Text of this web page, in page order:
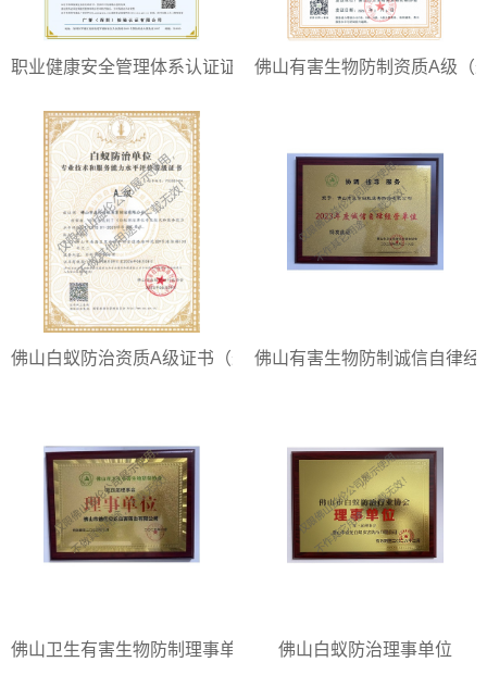
职业健康安全管理体系认证证书 佛山有害生物防制资质A级（
佛山白蚁防治资质A级证书（最高级）佛山有害生物防制诚信自律经
佛山卫生有害生物防制理事单位 佛山白蚁防治理事单位